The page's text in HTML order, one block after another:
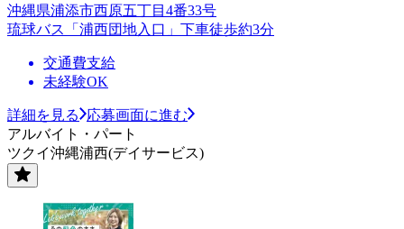
沖縄県浦添市西原五丁目4番33号
琉球バス「浦西団地入口」下車徒歩約3分
交通費支給
未経験OK
詳細を見る
応募画面に進む
アルバイト・パート
ツクイ沖縄浦西(デイサービス)